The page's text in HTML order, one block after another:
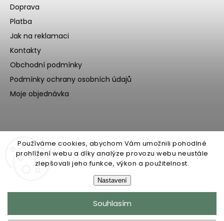
Používáme cookies, abychom Vám umožnili pohodlné
prohlížení webu a díky analýze provozu webu neustále
zlepšovali jeho funkce, výkon a použitelnost.
Nastavení
Souhlasím
Doprava
Platba
Jak na reklamaci
Kontakty
Obchodní podmínky
Podmínky ochrany osobních údajů
Moje objednávka
Ecoteeno. Všechna práva vyhrazena.